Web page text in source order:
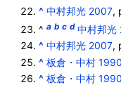
^ 中村邦光 2007,
^ a b c d 中村邦光
^ 中村邦光 2007,
^ 板倉・中村
^ 板倉・中村